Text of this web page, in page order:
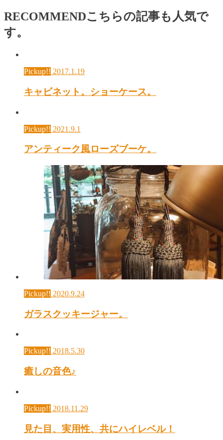
RECOMMENDこちらの記事も人気で
す。
Pickup!! 2017.1.19
キャビネット。ショーケース。
Pickup!! 2021.9.1
アンティーク風ローズブーケ。
Pickup!! 2020.9.24
ガラスクッキージャー。
Pickup!! 2018.5.30
癒しの音色♪
Pickup!! 2018.11.29
見た目、実用性、共にハイレベル！